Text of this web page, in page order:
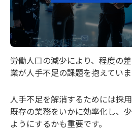
労働人口の減少により、程度の
業が人手不足の課題を抱えていま
人手不足を解消するためには採
既存の業務をいかに効率化し、
ようにするかも重要です。